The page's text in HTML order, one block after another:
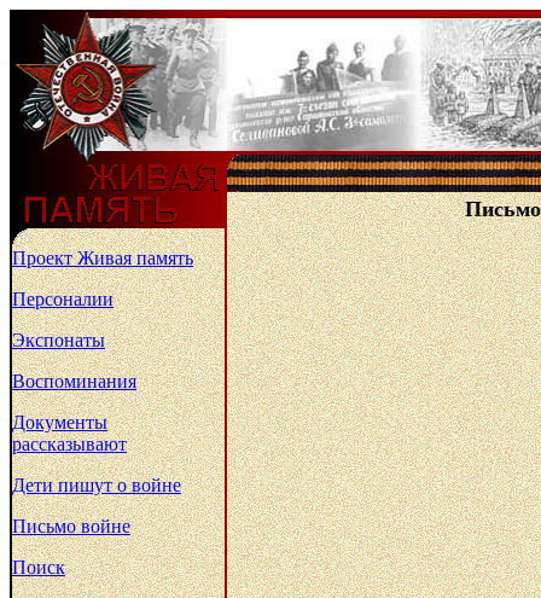
Проект Живая память
Персоналии
Экспонаты
Воспоминания
Документы
рассказывают
Дети пишут о войне
Письмо войне
Поиск